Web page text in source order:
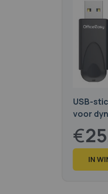
USB-
voor
weergave
€
€ 31,IN